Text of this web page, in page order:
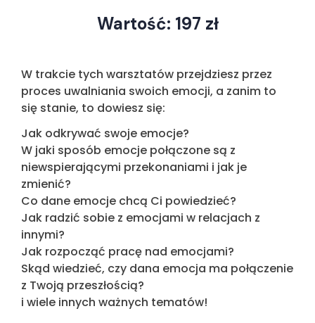
Wartość: 197 zł
W trakcie tych warsztatów przejdziesz przez
proces uwalniania swoich emocji, a zanim to
się stanie, to dowiesz się:
Jak odkrywać swoje emocje?
W jaki sposób emocje połączone są z
niewspierającymi przekonaniami i jak je
zmienić?
Co dane emocje chcą Ci powiedzieć?
Jak radzić sobie z emocjami w relacjach z
innymi?
Jak rozpocząć pracę nad emocjami?
Skąd wiedzieć, czy dana emocja ma połączenie
z Twoją przeszłością?
i wiele innych ważnych tematów!